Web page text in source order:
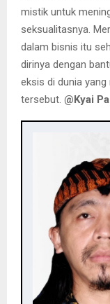
mistik untuk
seksualitasnya.
dalam bisnis itu
dirinya dengan
eksis di dunia
tersebut. @Kyai